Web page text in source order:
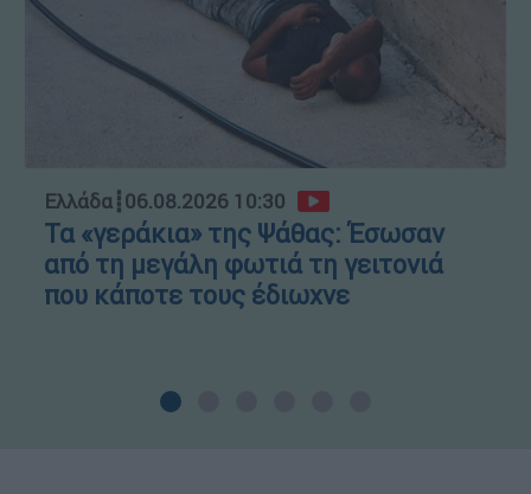
Ελλάδα┋06.08.2026 10:30
Τα «γεράκια» της Ψάθας: Έσωσαν
από τη μεγάλη φωτιά τη γειτονιά
που κάποτε τους έδιωχνε